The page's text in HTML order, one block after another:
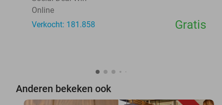
Online
Verkocht: 181.858
Gratis
Anderen bekeken ook